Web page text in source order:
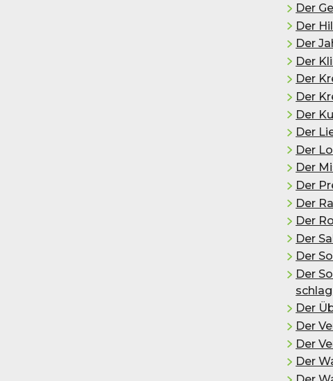
Der
Der
Der
Der
Der
Der
Der
Der
Der
Der
Der
Der
Der
Der
Der
Der
schlag
Der
Der
Der
Der